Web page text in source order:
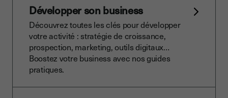
Développer son business
Découvrez toutes les clés pour développer
votre activité : stratégie de croissance,
prospection, marketing, outils digitaux…
Boostez votre business avec nos guides
pratiques.